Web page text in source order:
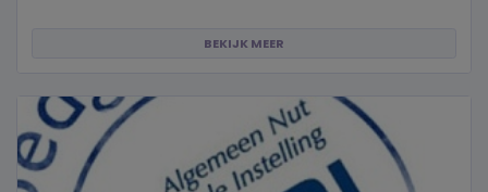
BEKIJK MEER